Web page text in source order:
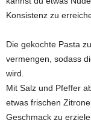
Konsistenz zu
Die gekochte Pasta
vermengen, sodass
wird.
Mit Salz und Pfeffer
etwas frischen
Geschmack zu